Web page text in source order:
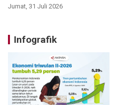
Jumat, 31 Juli 2026
Infografik